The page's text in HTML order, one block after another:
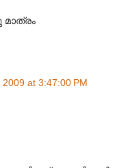
മാത്രം
at 3:47:00 PM